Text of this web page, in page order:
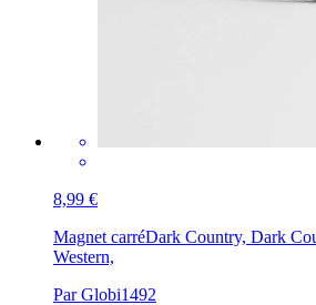
8,99 €
Magnet carréDark Country, Dark
Western,
Par Globi1492